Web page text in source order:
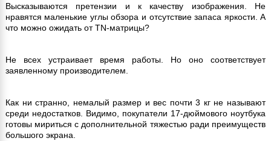
Высказываются претензии и к качеству изображения. Не
нравятся маленькие углы обзора и отсутствие запаса яркости. А
что можно ожидать от TN-матрицы?
Не всех устраивает время работы. Но оно соответствует
заявленному производителем.
Как ни странно, немалый размер и вес почти 3 кг не называют
среди недостатков. Видимо, покупатели 17-дюймового ноутбука
готовы мириться с дополнительной тяжестью ради преимуществ
большого экрана.